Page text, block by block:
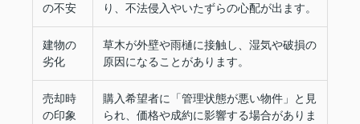
の不安
り、不法侵入やいたずらの心配が出ます。
建物の
劣化
草木が外壁や雨樋に接触し、湿気や破損の
原因になることがあります。
売却時
の印象
購入希望者に「管理状態が悪い物件」と見
られ、価格や成約に影響する場合がありま